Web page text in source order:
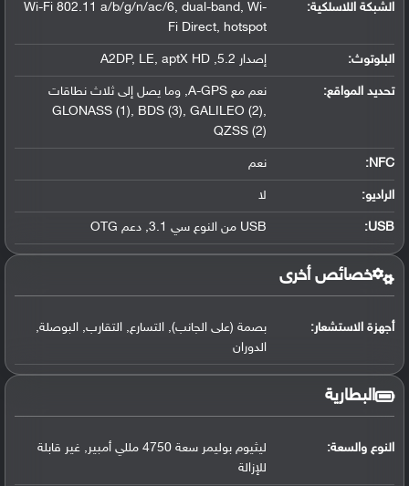
الشبكة اللاسلكية:
Wi-Fi 802.11 a/b/g/n/ac/6, dual-band, Wi-
Fi Direct, hotspot
البلوتوث: إصدار 5.2, A2DP, LE, aptX HD
تحديد المواقع:
نعم مع A-GPS, وما يصل إلى ثلاث نطاقات
GLONASS (1), BDS (3), GALILEO (2),
QZSS (2)
NFC
: نعم
الراديو: لا
USB
: USB من النوع سي 3.1, دعم OTG
خصائص أخرى
أجهزة الاستشعار:
بصمة (على الجانب), التسارع, التقارب, البوصلة,
الدوران
البطارية
النوع والسعة:
ليثيوم بوليمر سعة 4750 مللي أمبير, غير قابلة
للإزالة